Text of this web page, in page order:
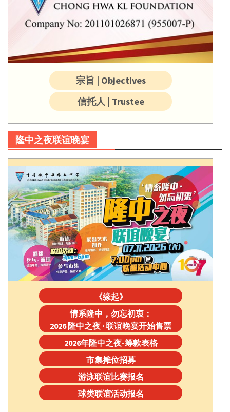
宗旨 | Objectives
信托人 | Trustee
隆中之夜联谊晚宴
《缘起》
情系隆中，勿忘初衷：
2026 隆中之夜 · 联谊晚宴开始售票
2026年隆中之夜-筹款表格
市集摊位招募
游泳联谊比赛报名
球类联谊活动报名